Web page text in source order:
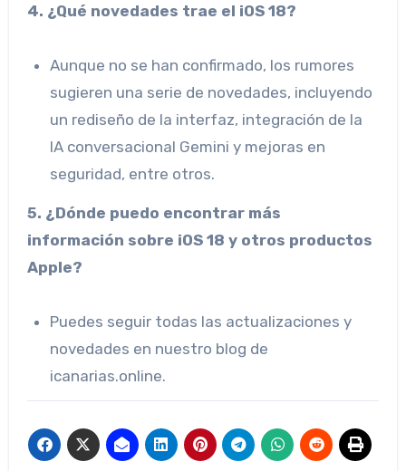
4. ¿Qué novedades trae el iOS 18?
Aunque no se han confirmado, los rumores
sugieren una serie de novedades, incluyendo
un rediseño de la interfaz, integración de la
IA conversacional Gemini y mejoras en
seguridad, entre otros.
5. ¿Dónde puedo encontrar más
información sobre iOS 18 y otros productos
Apple?
Puedes seguir todas las actualizaciones y
novedades en nuestro blog de
icanarias.online.